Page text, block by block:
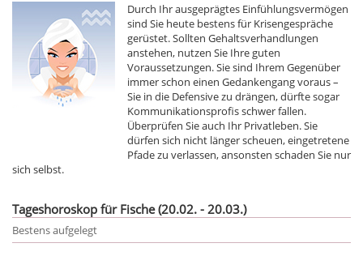
Durch Ihr ausgeprägtes Einfühlungsvermögen
sind Sie heute bestens für Krisengespräche
gerüstet. Sollten Gehaltsverhandlungen
anstehen, nutzen Sie Ihre guten
Voraussetzungen. Sie sind Ihrem Gegenüber
immer schon einen Gedankengang voraus –
Sie in die Defensive zu drängen, dürfte sogar
Kommunikationsprofis schwer fallen.
Überprüfen Sie auch Ihr Privatleben. Sie
dürfen sich nicht länger scheuen, eingetretene
Pfade zu verlassen, ansonsten schaden Sie nur
sich selbst.
Tageshoroskop für Fische (20.02. - 20.03.)
Bestens aufgelegt